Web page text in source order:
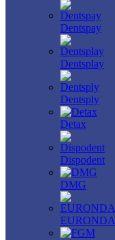
Dentspay
Dentsplay
Dentsply
Detax
Dispodent
DMG
EURONDA